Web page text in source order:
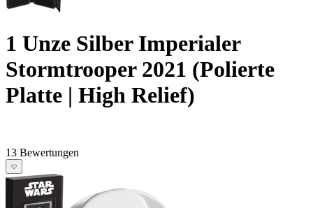
1 Unze Silber Imperialer
Stormtrooper 2021 (Polierte
Platte | High Relief)
13 Bewertungen